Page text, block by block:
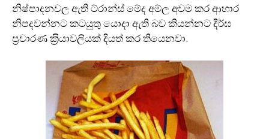
නිෂ්පාදනවල ඇති ට්රාන්ස් මේද අම්ල අවම කර ආහාර
නිපදවන්නට කටයුතු යොදා ඇති බව කියන්නට දීර්ඝ
ප‍්‍රචාරණ ක‍්‍රියාවලියක් දියත් කර තියෙනවා.